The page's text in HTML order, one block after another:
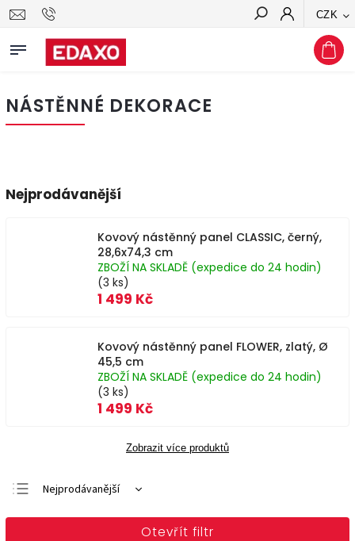
CZK
Hledat
NÁSTĚNNÉ DEKORACE
Nejprodávanější
Kovový nástěnný panel CLASSIC, černý,
28,6x74,3 cm
ZBOŽÍ NA SKLADĚ (expedice do 24 hodin)
(3 ks)
1 499 Kč
Kovový nástěnný panel FLOWER, zlatý, Ø
45,5 cm
ZBOŽÍ NA SKLADĚ (expedice do 24 hodin)
(3 ks)
1 499 Kč
Zobrazit více produktů
Doporučujeme
Nejprodávanější
Otevřít filtr